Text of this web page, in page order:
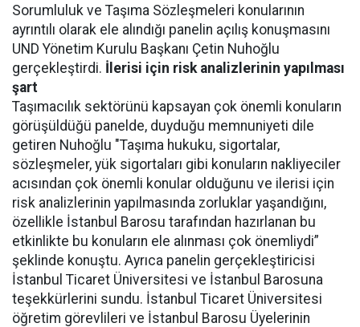
Sorumluluk ve Taşıma Sözleşmeleri konularının
ayrıntılı olarak ele alındığı panelin açılış konuşmasını
UND Yönetim Kurulu Başkanı Çetin Nuhoğlu
gerçekleştirdi. İlerisi için risk analizlerinin yapılması
şart
Taşımacılık sektörünü kapsayan çok önemli konuların
görüşüldüğü panelde, duyduğu memnuniyeti dile
getiren Nuhoğlu "Taşıma hukuku, sigortalar,
sözleşmeler, yük sigortaları gibi konuların nakliyeciler
acısından çok önemli konular olduğunu ve ilerisi için
risk analizlerinin yapılmasında zorluklar yaşandığını,
özellikle İstanbul Barosu tarafından hazırlanan bu
etkinlikte bu konuların ele alınması çok önemliydi”
şeklinde konuştu. Ayrıca panelin gerçekleştiricisi
İstanbul Ticaret Üniversitesi ve İstanbul Barosuna
teşekkürlerini sundu. İstanbul Ticaret Üniversitesi
öğretim görevlileri ve İstanbul Barosu Üyelerinin